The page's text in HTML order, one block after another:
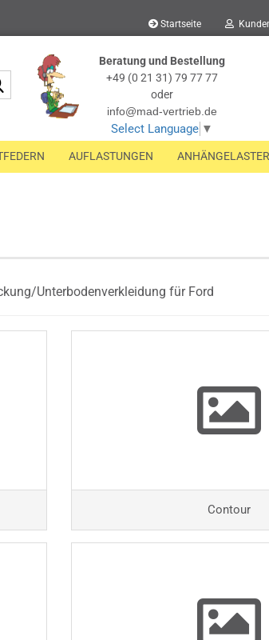
Startseite
Suche...
Beratung und Bestellung
+49 (0 21 31) 79 77 77
oder
info@mad-vertrieb.de
Select Language ▼
AUFLASTUNGEN
Unterbodenverkleidung für Ford
Contour